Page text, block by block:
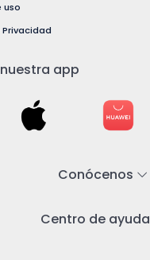
uso
app
Conócenos
Centro de ayuda